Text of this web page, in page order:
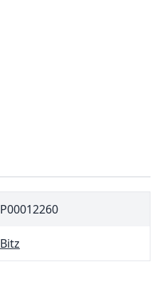
P00012260
Bitz